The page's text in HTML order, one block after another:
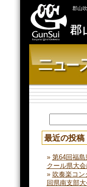
郡山
最近の投稿
第64回福
クール県大
吹奏楽コ
回県南支部